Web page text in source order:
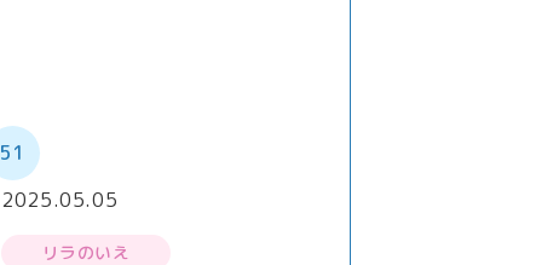
51
2025.05.05
リラのいえ